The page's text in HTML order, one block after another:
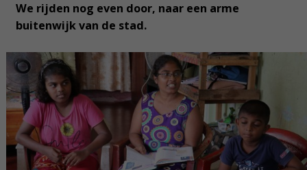
We rijden nog even door, naar een arme
buitenwijk van de stad.